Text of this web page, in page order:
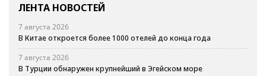
ЛЕНТА НОВОСТЕЙ
7 августа 2026
В Китае откроется более 1000 отелей до конца года
7 августа 2026
В Турции обнаружен крупнейший в Эгейском море